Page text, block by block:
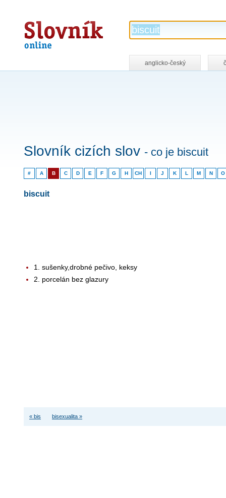
Slovník
online
anglicko-český
Slovník cizích slov - co je biscuit
# A B C D E F G H CH I J K L M N O
biscuit
1. sušenky,drobné pečivo, keksy
2. porcelán bez glazury
« bis bisexualita »